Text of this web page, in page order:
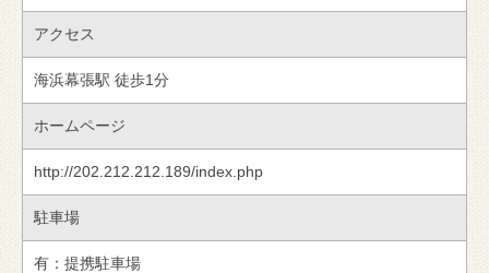
アクセス
海浜幕張駅 徒歩1分
ホームページ
http://202.212.212.189/index.php
駐車場
有：提携駐車場